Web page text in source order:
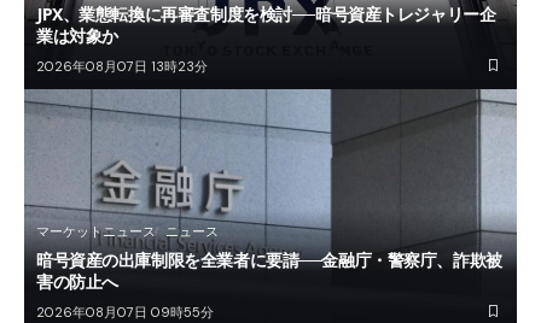
JPX、業態転換に再審査制度を検討──暗号資産トレジャリー企
業は対象か
2026年08月07日 13時23分
マーケットニュース ニュース
暗号資産の出庫制限を全業者に要請──金融庁・警察庁、詐欺被
害の防止へ
2026年08月07日 09時55分